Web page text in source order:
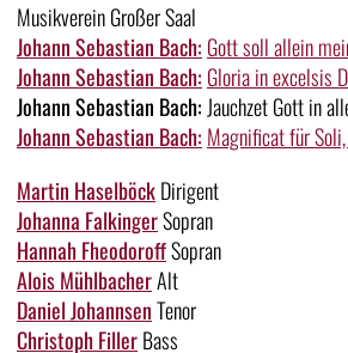
Musikverein Großer Saal
Johann Sebastian Bach: Gott soll allein
Johann Sebastian Bach: Gloria in excelsis
Johann Sebastian Bach:Jauchzet Gott in
Johann Sebastian Bach: Magnificat für
Martin HaselböckDirigent
Johanna FalkingerSopran
Hannah FheodoroffSopran
Alois MühlbacherAlt
Daniel JohannsenTenor
Christoph FillerBass